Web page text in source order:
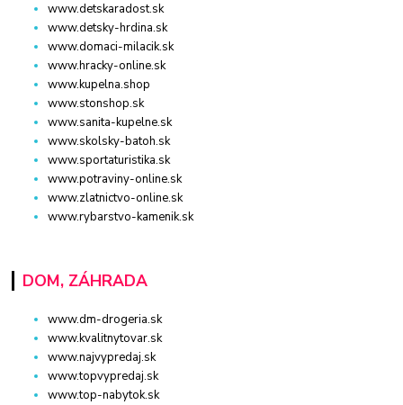
www.detskaradost.sk
www.detsky-hrdina.sk
www.domaci-milacik.sk
www.hracky-online.sk
www.kupelna.shop
www.stonshop.sk
www.sanita-kupelne.sk
www.skolsky-batoh.sk
www.sportaturistika.sk
www.potraviny-online.sk
www.zlatnictvo-online.sk
www.rybarstvo-kamenik.sk
DOM, ZÁHRADA
www.dm-drogeria.sk
www.kvalitnytovar.sk
www.najvypredaj.sk
www.topvypredaj.sk
www.top-nabytok.sk